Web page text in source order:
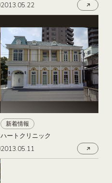
2013.05.22
新着情報
ハートクリニック
2013.05.11